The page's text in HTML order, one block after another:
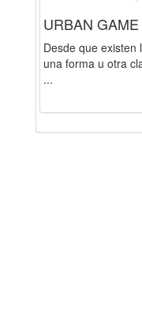
URBAN
Desde que existen
una forma u otra
...